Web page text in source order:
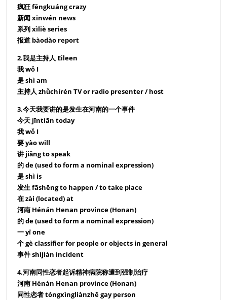
疯狂 fēngkuáng crazy
新闻 xīnwén news
系列 xìliè series
报道 bàodào report
2.我是主持人 Eileen
我 wǒ I
是 shì am
主持人 zhǔchírén TV or radio presenter / host
3.今天我要讲的是发生在河南的一个事件
今天 jīntiān today
我 wǒ I
要 yào will
讲 jiǎng to speak
的 de (used to form a nominal expression)
是 shì is
发生 fāshēng to happen / to take place
在 zài (located) at
河南 Hénán Henan province (Honan)
的 de (used to form a nominal expression)
一 yī one
个 gè classifier for people or objects in general
事件 shìjiàn incident
4.河南同性恋者起诉精神病院称遭到强制治疗
河南 Hénán Henan province (Honan)
同性恋者 tóngxìngliànzhě gay person